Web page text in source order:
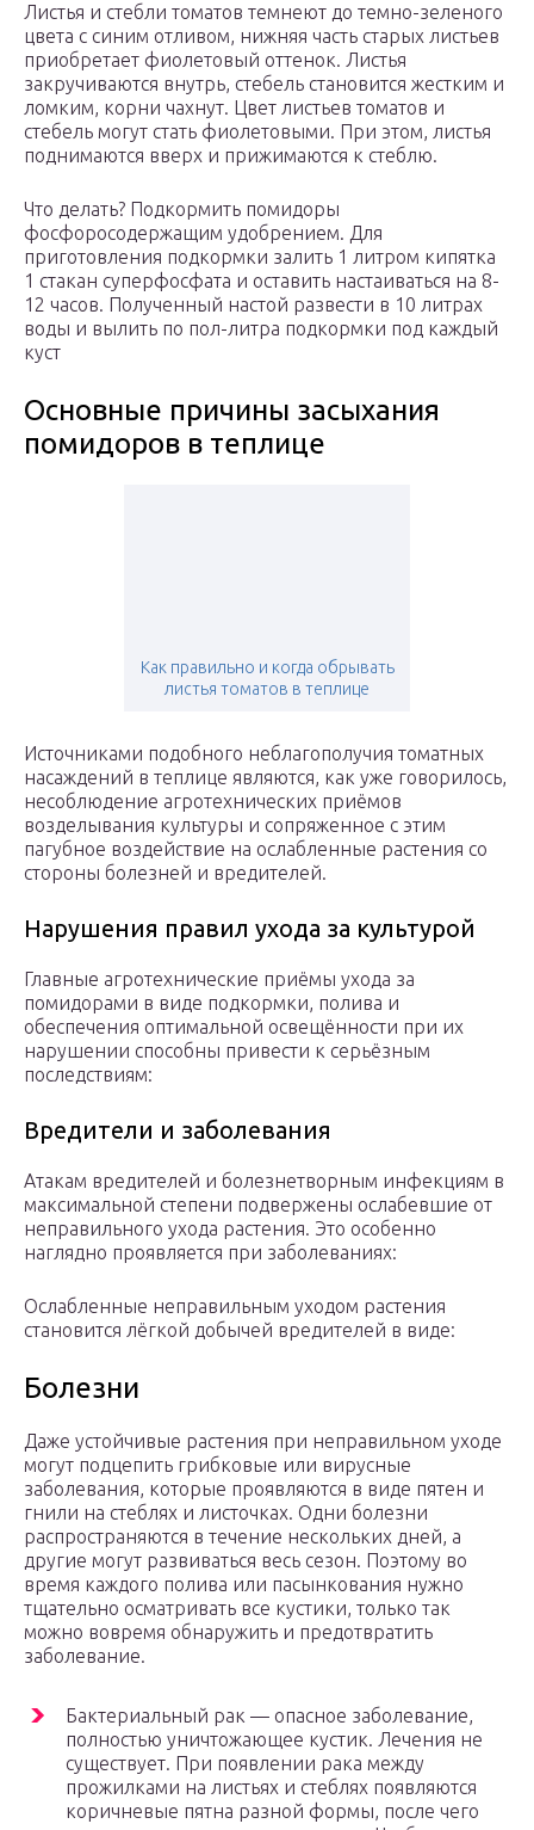
Листья и стебли томатов темнеют до темно-зеленого
цвета с синим отливом, нижняя часть старых листьев
приобретает фиолетовый оттенок. Листья
закручиваются внутрь, стебель становится жестким и
ломким, корни чахнут. Цвет листьев томатов и
стебель могут стать фиолетовыми. При этом, листья
поднимаются вверх и прижимаются к стеблю.
Что делать? Подкормить помидоры
фосфоросодержащим удобрением. Для
приготовления подкормки залить 1 литром кипятка
1 стакан суперфосфата и оставить настаиваться на 8-
12 часов. Полученный настой развести в 10 литрах
воды и вылить по пол-литра подкормки под каждый
куст
Основные причины засыхания
помидоров в теплице
Как правильно и когда обрывать
листья томатов в теплице
Источниками подобного неблагополучия томатных
насаждений в теплице являются, как уже говорилось,
несоблюдение агротехнических приёмов
возделывания культуры и сопряженное с этим
пагубное воздействие на ослабленные растения со
стороны болезней и вредителей.
Нарушения правил ухода за культурой
Главные агротехнические приёмы ухода за
помидорами в виде подкормки, полива и
обеспечения оптимальной освещённости при их
нарушении способны привести к серьёзным
последствиям:
Вредители и заболевания
Атакам вредителей и болезнетворным инфекциям в
максимальной степени подвержены ослабевшие от
неправильного ухода растения. Это особенно
наглядно проявляется при заболеваниях:
Ослабленные неправильным уходом растения
становится лёгкой добычей вредителей в виде:
Болезни
Даже устойчивые растения при неправильном уходе
могут подцепить грибковые или вирусные
заболевания, которые проявляются в виде пятен и
гнили на стеблях и листочках. Одни болезни
распространяются в течение нескольких дней, а
другие могут развиваться весь сезон. Поэтому во
время каждого полива или пасынкования нужно
тщательно осматривать все кустики, только так
можно вовремя обнаружить и предотвратить
заболевание.
Бактериальный рак — опасное заболевание,
полностью уничтожающее кустик. Лечения не
существует. При появлении рака между
прожилками на листьях и стеблях появляются
коричневые пятна разной формы, после чего